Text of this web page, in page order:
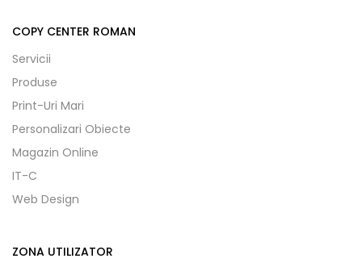
COPY CENTER ROMAN
Servicii
Produse
Print-Uri Mari
Personalizari Obiecte
Magazin Online
IT-C
Web Design
ZONA UTILIZATOR